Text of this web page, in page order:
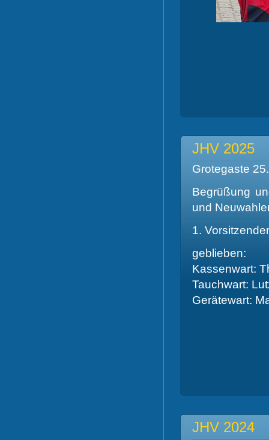
JHV 2025
Grotegaste
Begrüßung
und
1.
geblieben:
Kassenwart:
Tauchwart:
Gerätewart:
JHV 2024